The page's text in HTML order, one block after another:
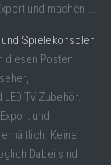
und machen ...
Spielekonsolen
diesen Posten
TV Zubehör.
und
Keine
Dabei sind